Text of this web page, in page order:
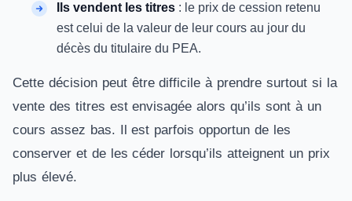
Ils vendent les titres : le prix de cession retenu
est celui de la valeur de leur cours au jour du
décès du titulaire du PEA.
Cette décision peut être difficile à prendre surtout si la
vente des titres est envisagée alors qu’ils sont à un
cours assez bas. Il est parfois opportun de les
conserver et de les céder lorsqu’ils atteignent un prix
plus élevé.